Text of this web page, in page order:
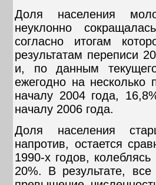
Доля населения
неуклонно
согласно итогам
результатам переписи
и, по данным
ежегодно на несколько
началу 2004 года,
началу 2006 года.
Доля населения
напротив, остается
1990-х годов,
20%. В результате,